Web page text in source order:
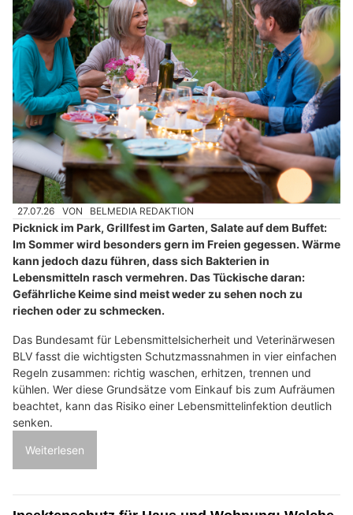
27.07.26 VON BELMEDIA REDAKTION
Picknick im Park, Grillfest im Garten, Salate auf dem Buffet:
Im Sommer wird besonders gern im Freien gegessen. Wärme
kann jedoch dazu führen, dass sich Bakterien in
Lebensmitteln rasch vermehren. Das Tückische daran:
Gefährliche Keime sind meist weder zu sehen noch zu
riechen oder zu schmecken.
Das Bundesamt für Lebensmittelsicherheit und Veterinärwesen
BLV fasst die wichtigsten Schutzmassnahmen in vier einfachen
Regeln zusammen: richtig waschen, erhitzen, trennen und
kühlen. Wer diese Grundsätze vom Einkauf bis zum Aufräumen
beachtet, kann das Risiko einer Lebensmittelinfektion deutlich
senken.
Weiterlesen